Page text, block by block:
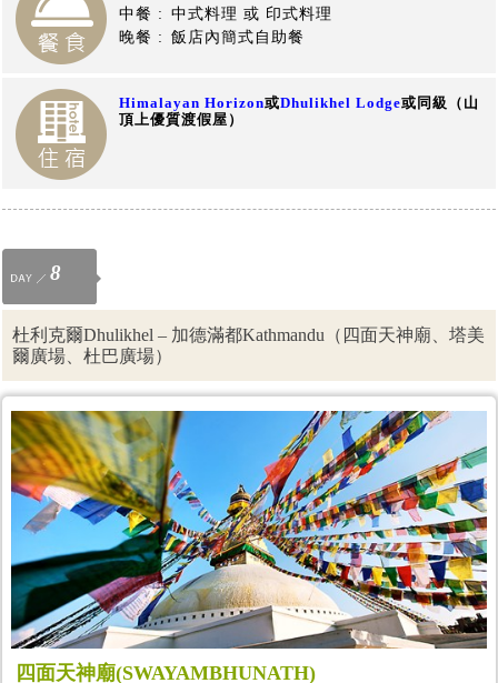
中餐 : 中式料理 或 印式料理
晚餐 : 飯店內簡式自助餐
Himalayan Horizon或Dhulikhel Lodge或同級（山
頂上優質渡假屋）
8
杜利克爾Dhulikhel – 加德滿都Kathmandu（四面天神廟、塔美
爾廣場、杜巴廣場）
四面天神廟(SWAYAMBHUNATH)